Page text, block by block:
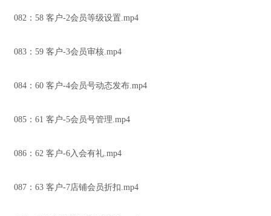
082：58 客户-2会员等级设置.mp4
083：59 客户-3会员审核.mp4
084：60 客户-4会员号动态发布.mp4
085：61 客户-5会员号管理.mp4
086：62 客户-6入会有礼.mp4
087：63 客户-7店铺会员折扣.mp4